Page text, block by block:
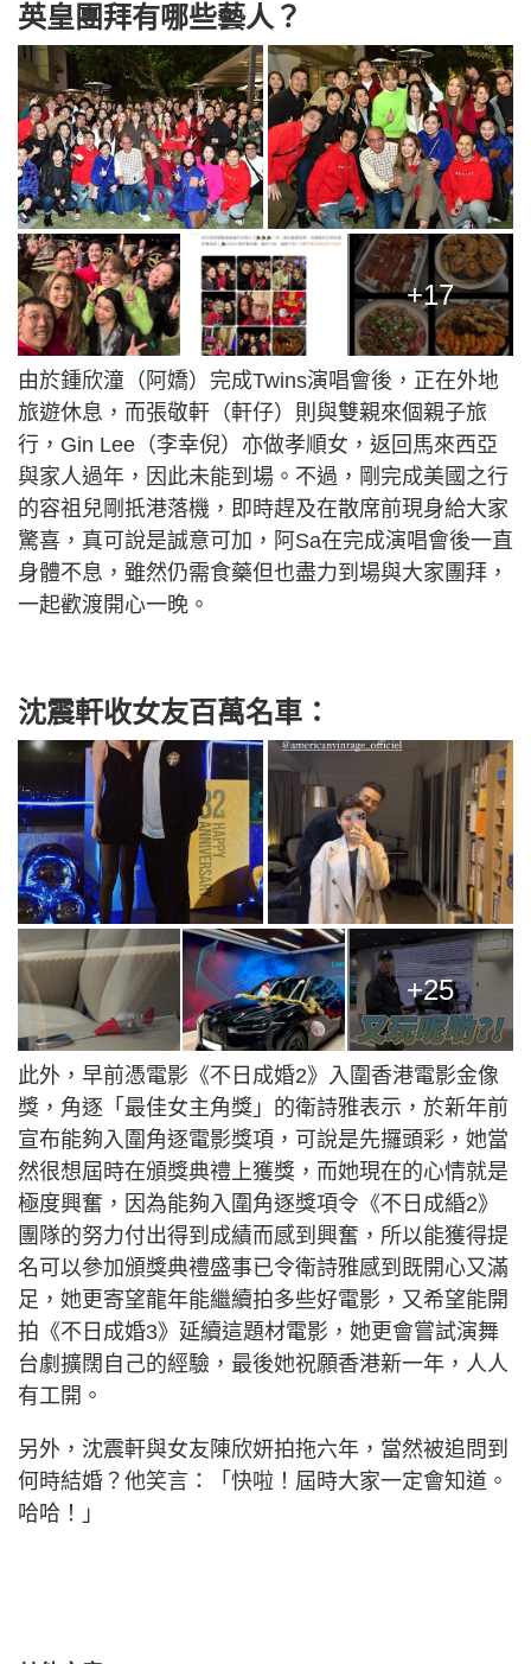
英皇團拜有哪些藝人？
+17
由於鍾欣潼（阿嬌）完成Twins演唱會後，正在外地
旅遊休息，而張敬軒（軒仔）則與雙親來個親子旅
行，Gin Lee（李幸倪）亦做孝順女，返回馬來西亞
與家人過年，因此未能到場。不過，剛完成美國之行
的容祖兒剛扺港落機，即時趕及在散席前現身給大家
驚喜，真可說是誠意可加，阿Sa在完成演唱會後一直
身體不息，雖然仍需食藥但也盡力到場與大家團拜，
一起歡渡開心一晚。
沈震軒收女友百萬名車：
+25
此外，早前憑電影《不日成婚2》入圍香港電影金像
獎，角逐「最佳女主角獎」的衛詩雅表示，於新年前
宣布能夠入圍角逐電影獎項，可說是先攞頭彩，她當
然很想屆時在頒獎典禮上獲獎，而她現在的心情就是
極度興奮，因為能夠入圍角逐獎項令《不日成緍2》
團隊的努力付出得到成績而感到興奮，所以能獲得提
名可以參加頒獎典禮盛事已令衛詩雅感到既開心又滿
足，她更寄望龍年能繼續拍多些好電影，又希望能開
拍《不日成婚3》延續這題材電影，她更會嘗試演舞
台劇擴闊自己的經驗，最後她祝願香港新一年，人人
有工開。
另外，沈震軒與女友陳欣妍拍拖六年，當然被追問到
何時結婚？他笑言：「快啦！屆時大家一定會知道。
哈哈！」